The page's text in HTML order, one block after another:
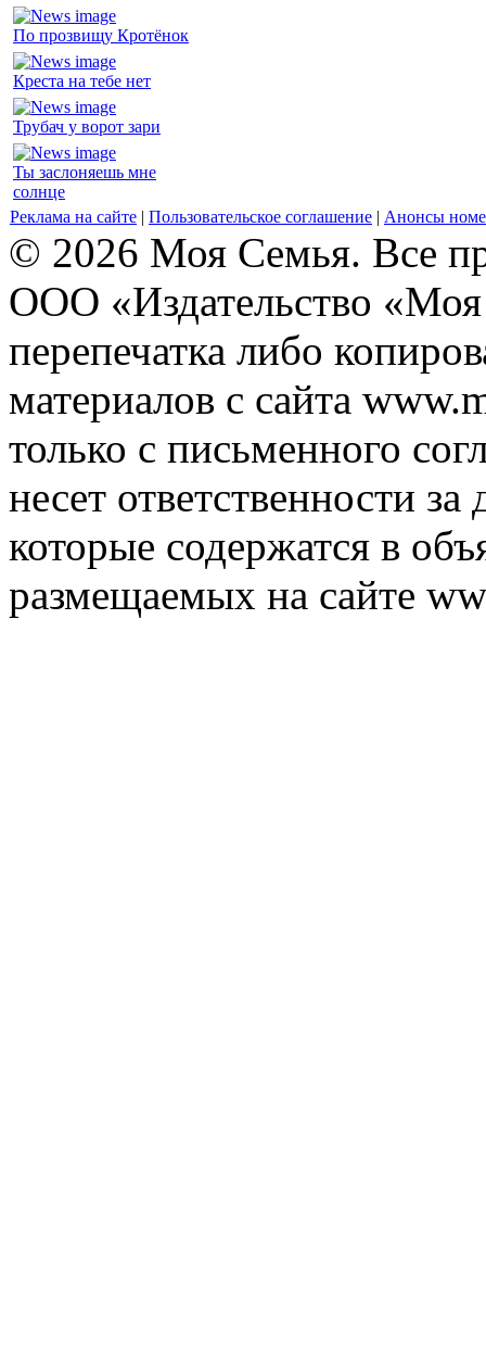
По прозвищу Кротёнок
Креста на тебе нет
Трубач у ворот зари
Ты заслоняешь мне
солнце
Реклама на сайте | Пользовательское соглашение | Анонсы
© 2026 Моя Семья. Все
ООО «Издательство
перепечатка либо
материалов с сайта
только с письменного
несет ответственности
которые содержатся в
размещаемых на сайте